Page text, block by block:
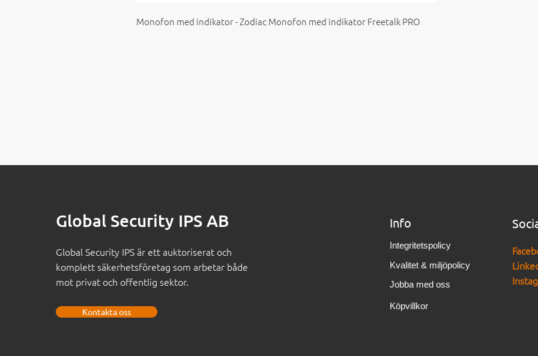
Monofon med indikator - Zodiac Monofon med indikator Freetalk PRO
Global Security IPS AB
Global Security IPS är ett auktoriserat och
komplett säkerhetsföretag som arbetar både
mot privat och offentlig sektor.
Kontakta oss
Info
Köpvillkor
Integritetspolicy
Kvalitet & miljöpolicy
Jobba med oss